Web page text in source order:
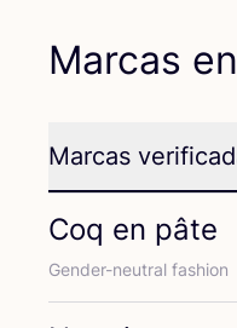
Marcas
Marcas
Coq en pâte
Gen­der-neu­tral fashion